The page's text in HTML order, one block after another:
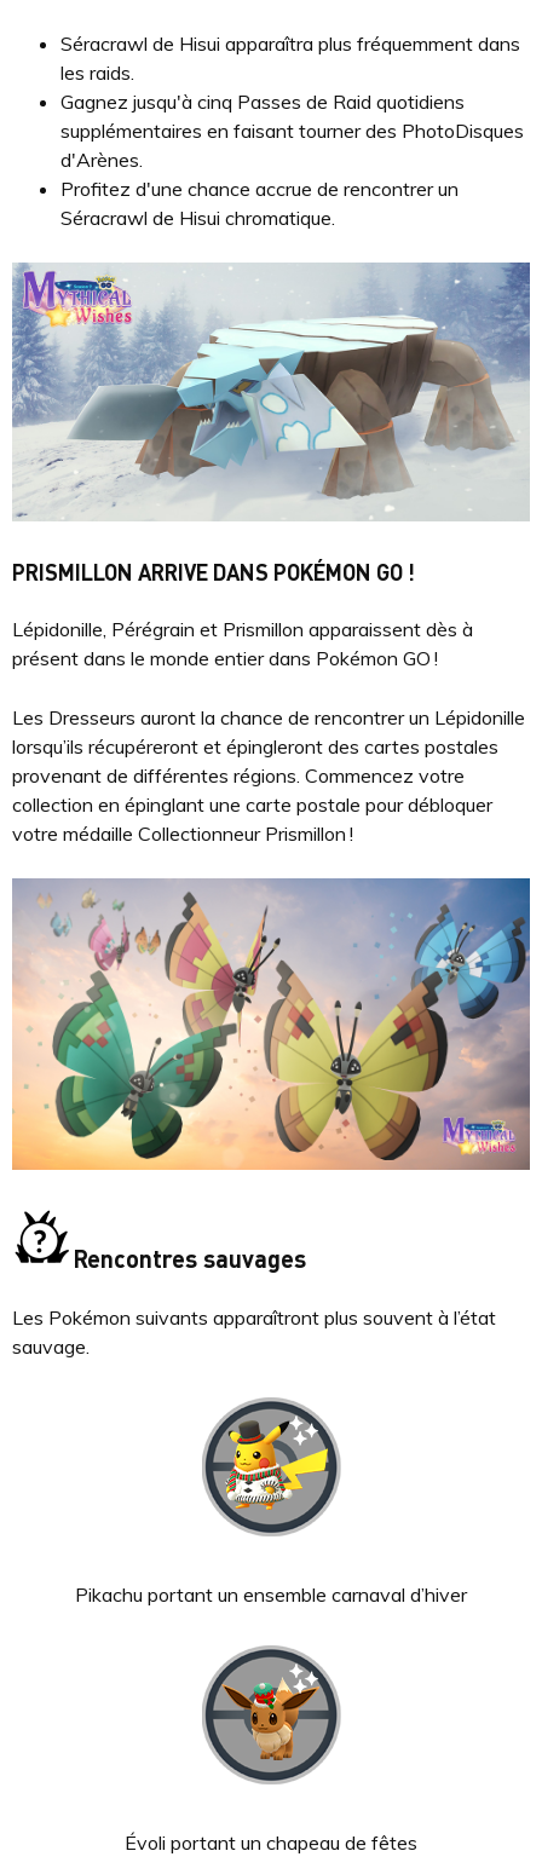
Séracrawl de Hisui apparaîtra plus fréquemment dans
les raids.
Gagnez jusqu'à cinq Passes de Raid quotidiens
supplémentaires en faisant tourner des PhotoDisques
d'Arènes.
Profitez d'une chance accrue de rencontrer un
Séracrawl de Hisui chromatique.
PRISMILLON ARRIVE DANS POKÉMON GO !
Lépidonille, Pérégrain et Prismillon apparaissent dès à
présent dans le monde entier dans Pokémon GO !
Les Dresseurs auront la chance de rencontrer un Lépidonille
lorsqu’ils récupéreront et épingleront des cartes postales
provenant de différentes régions. Commencez votre
collection en épinglant une carte postale pour débloquer
votre médaille Collectionneur Prismillon !
Rencontres sauvages
Les Pokémon suivants apparaîtront plus souvent à l’état
sauvage.
Pikachu portant un ensemble carnaval d’hiver
Évoli portant un chapeau de fêtes